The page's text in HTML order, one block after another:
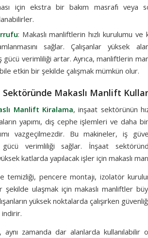
için ekstra bir bakım masrafı veya
: Makaslı manliftlerin hızlı kurulumu ve
sağlar. Çalışanlar yüksek
verimliliği artar. Ayrıca, manliftlerin
etkin bir şekilde çalışmak mümkün olur.
Sektöründe Makaslı Manlift
Manlift Kiralama, inşaat sektörünün
yapımı, dış cephe işlemleri ve daha
vazgeçilmezdir. Bu makineler, iş
verimliliği sağlar. İnşaat
katlarda yapılacak işler için makaslı
temizliği, pencere montajı, izolatör
ulaşmak için makaslı manliftler
yüksek noktalarda çalışırken
indirir.
aynı zamanda dar alanlarda kullanılabilir